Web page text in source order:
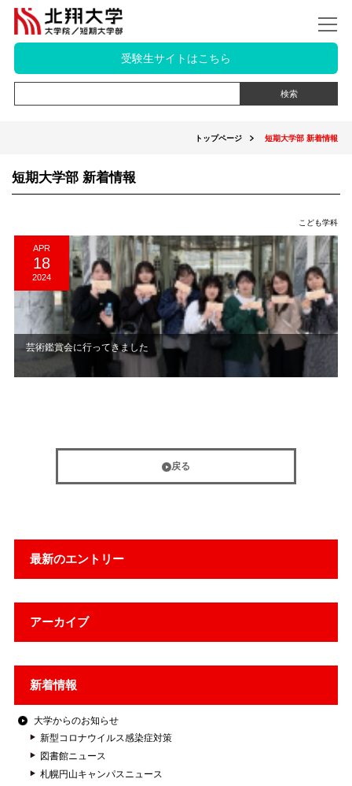
受験生サイトはこちら
トップページ 短期大学部 新着情報
最新のエントリー
アーカイブ
新着情報
大学からのお知らせ
新型コロナウイルス感染症対策
図書館ニュース
札幌円山キャンパスニュース
短期大学部 新着情報
こども学科
APR
18
2024
芸術鑑賞会に行ってきました
戻る